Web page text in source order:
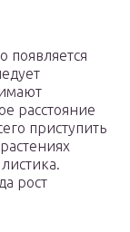
появляется
расстояние
приступить
рост